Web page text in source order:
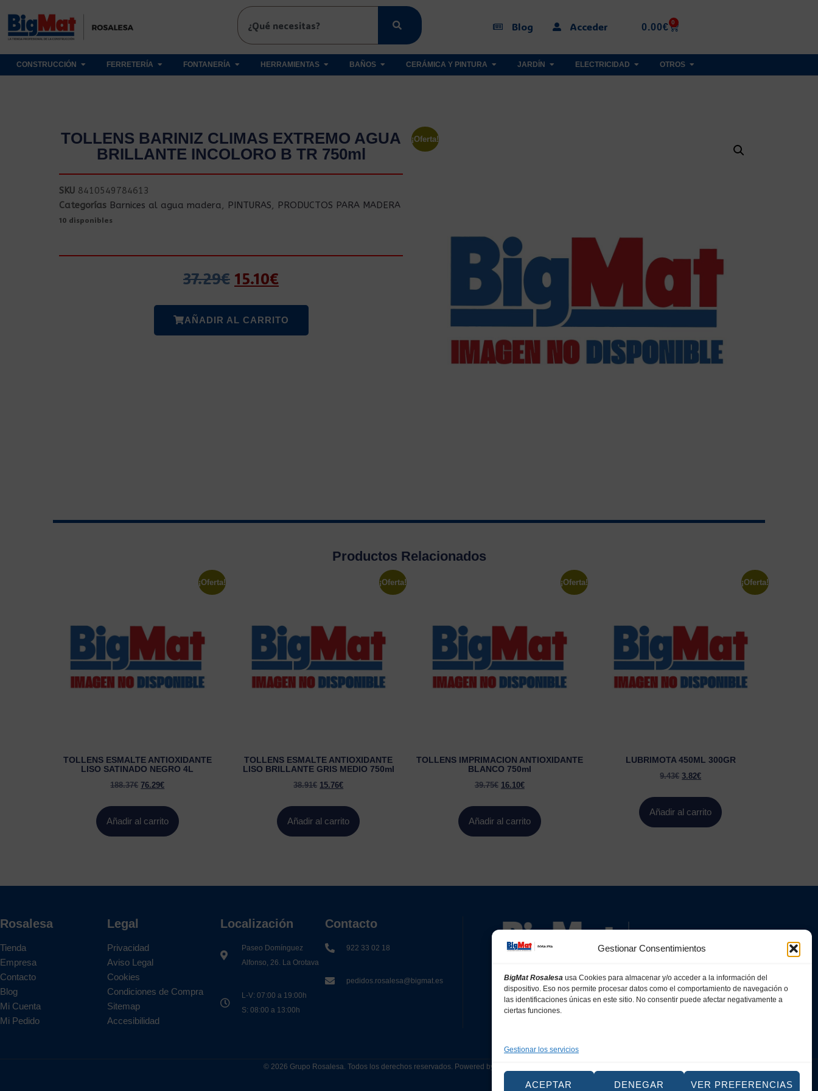
Gestionar Consentimientos
BigMat Rosalesa usa Cookies para almacenar y/o acceder a la información del
dispositivo. Eso nos permite procesar datos como el comportamiento de navegación o
las identificaciones únicas en este sitio. No consentir puede afectar negativamente a
ciertas funciones.
Gestionar los servicios
ACEPTAR DENEGAR VER PREFERENCIAS
Blog Acceder 0.00€ 0
CONSTRUCCIÓN FERRETERÍA FONTANERÍA HERRAMIENTAS BAÑOS CERÁMICA Y PINTURA JARDÍN ELECTRICIDAD OTROS
TOLLENS BARINIZ CLIMAS EXTREMO AGUA
BRILLANTE INCOLORO B TR 750ml
SKU 8410549784613
Categorías Barnices al agua madera, PINTURAS, PRODUCTOS PARA MADERA
10 disponibles
37.29€ 15.10€
AÑADIR AL CARRITO
¡Oferta!
Productos Relacionados
¡Oferta!
TOLLENS ESMALTE ANTIOXIDANTE
LISO SATINADO NEGRO 4L
188.37€ 76.29€
Añadir al carrito
¡Oferta!
TOLLENS ESMALTE ANTIOXIDANTE
LISO BRILLANTE GRIS MEDIO 750ml
38.91€ 15.76€
Añadir al carrito
¡Oferta!
TOLLENS IMPRIMACION ANTIOXIDANTE
BLANCO 750ml
39.75€ 16.10€
Añadir al carrito
¡Oferta!
LUBRIMOTA 450ML 300GR
9.43€ 3.82€
Añadir al carrito
Rosalesa
Tienda
Empresa
Contacto
Blog
Mi Cuenta
Mi Pedido
Legal
Privacidad
Aviso Legal
Cookies
Condiciones de Compra
Sitemap
Accesibilidad
Localización
Paseo Domínguez
Alfonso, 26. La Orotava
L-V: 07:00 a 19:00h
S: 08:00 a 13:00h
Contacto
922 33 02 18
pedidos.rosalesa@bigmat.es
© 2026 Grupo Rosalesa. Todos los derechos reservados. Powered by